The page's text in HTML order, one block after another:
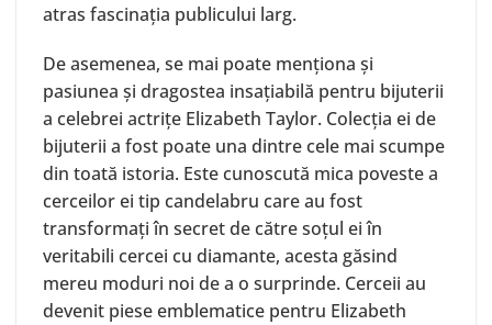
atras fascinația publicului larg.
De asemenea, se mai poate menționa și
pasiunea și dragostea insațiabilă pentru bijuterii
a celebrei actrițe Elizabeth Taylor. Colecția ei de
bijuterii a fost poate una dintre cele mai scumpe
din toată istoria. Este cunoscută mica poveste a
cerceilor ei tip candelabru care au fost
transformați în secret de către soțul ei în
veritabili cercei cu diamante, acesta găsind
mereu moduri noi de a o surprinde. Cerceii au
devenit piese emblematice pentru Elizabeth